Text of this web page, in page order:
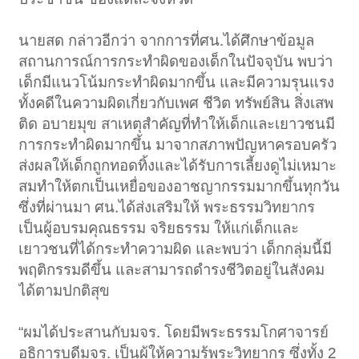
นายสด กล่าวอีกว่า จากการที่ศน.ได้ศึกษาข้อมูล
สถานการณ์การกระทำผิดของเด็กในปัจจุบัน พบว่า
เด็กมีแนวโน้มกระทำผิดมากขึ้น และมีความรุนแรง
ทั้งคดีในความผิดเกี่ยวกับเพศ ชีวิต ทรัพย์สิน สิ่งเสพ
ติด อบายมุข สาเหตุสำคัญที่ทำให้เด็กและเยาวชนมี
การกระทำผิดมากขึ้น มาจากสภาพปัญหาครอบครัว
ส่งผลให้เด็กถูกทอดทิ้งและได้รับการเลี้ยงดูไม่เหมาะ
สมทำให้ตกเป็นเหยื่อของอาชญากรรมมากขึ้นทุกวัน
ซึ่งที่ผ่านมา ศน.ได้ส่งเสริมให้ พระธรรมวิทยากร
เป็นผู้อบรมคุณธรรม จริยธรรม ให้แก่เด็กและ
เยาวชนที่ได้กระทำความผิด และพบว่า เด็กกลุ่มนี้มี
พฤติกรรมดีขึ้น และสามารถดำรงชีวิตอยู่ในสังคม
ได้ตามปกติสุข
“ผมได้ประสานกับมจร. โดยมีพระธรรมโกศาจารย์
อธิการบดีมจร. เป็นผู้ให้ความรู้พระวิทยากร ซึ่งทั้ง 2